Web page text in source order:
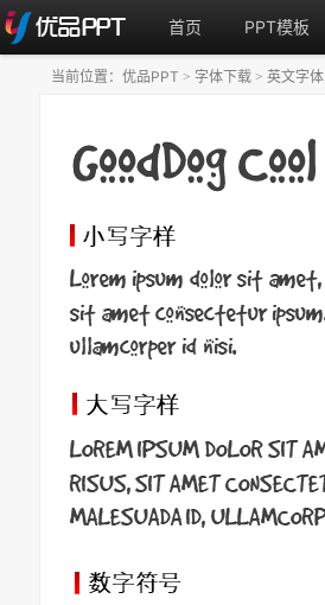
首页 PPT模板
当前位置： 优品PPT > 字体下载 > 英文字体